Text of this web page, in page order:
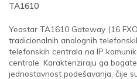
TA1610
Yeastar TA1610 Gateway (16
tradicionalnih analognih
telefonskih centrala na IP
centrale. Karakteriziraju ga
jednostavnost podešavanja, čije